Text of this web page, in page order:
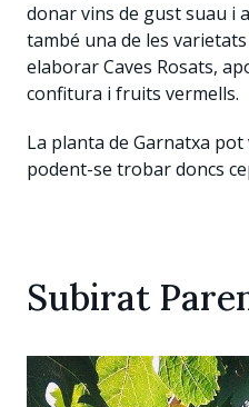
donar vins de gust suau i
també una de les
elaborar Caves Rosats,
confitura i fruits vermells.
La planta de Garnatxa
podent-se trobar doncs
Subirat